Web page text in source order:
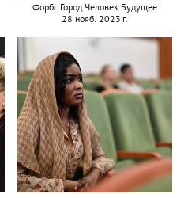
Форбс Город Человек Будущее
28 нояб. 2023 г.